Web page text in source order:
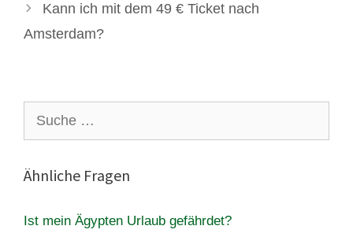
Kann ich mit dem 49 € Ticket nach
Amsterdam?
nach:
Ähnliche Fragen
Ist mein Ägypten Urlaub gefährdet?